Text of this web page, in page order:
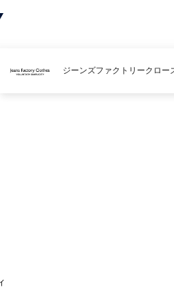
ジーンズファクトリークロー